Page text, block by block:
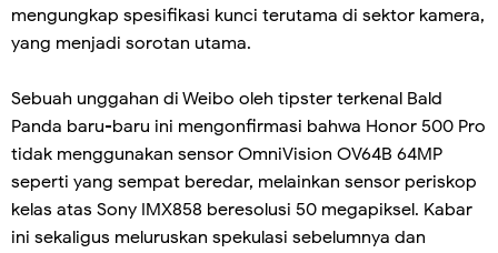
mengungkap spesifikasi kunci terutama di sektor kamera,
yang menjadi sorotan utama.
Sebuah unggahan di Weibo oleh tipster terkenal Bald
Panda baru-baru ini mengonfirmasi bahwa Honor 500 Pro
tidak menggunakan sensor OmniVision OV64B 64MP
seperti yang sempat beredar, melainkan sensor periskop
kelas atas Sony IMX858 beresolusi 50 megapiksel. Kabar
ini sekaligus meluruskan spekulasi sebelumnya dan